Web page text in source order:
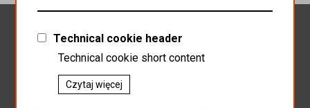
Technical cookie header
Technical cookie short content
Czytaj więcej